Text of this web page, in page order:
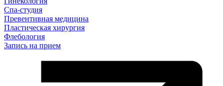
Спа-студия
Превентивная медицина
Пластическая хирургия
Флебология
Запись на прием